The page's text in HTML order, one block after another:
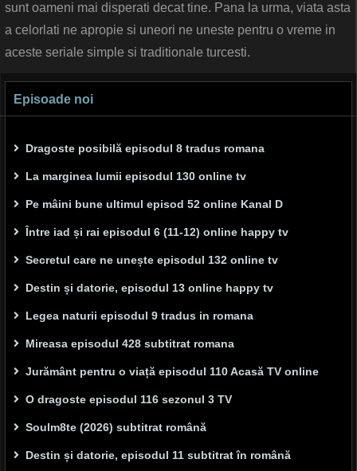
sunt oameni mai disperati decat tine. Pana la urma, viata asta
a celorlati ne apropie si uneori ne uneste pentru o vreme in
aceste seriale simple si traditionale turcesti.
Episoade noi
Dragoste posibilă episodul 8 tradus romana
La marginea lumii episodul 130 online tv
Pe mâini bune ultimul episod 52 online Kanal D
Între iad și rai episodul 6 (11-12) online happy tv
Secretul care ne unește episodul 132 online tv
Destin și datorie, episodul 13 online happy tv
Legea naturii episodul 9 tradus in romana
Mireasa episodul 428 subtitrat romana
Jurământ pentru o viață episodul 110 Acasă TV online
O dragoste episodul 116 sezonul 3 TV
Soulm8te (2026) subtitrat română
Destin și datorie, episodul 11 subtitrat în română